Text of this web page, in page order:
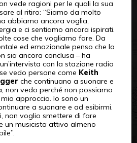
vede ragioni per le quali la sua
al ritiro: “Siamo da molto
abbiamo ancora voglia,
e ci sentiamo ancora ispirati.
cose che vogliamo fare. Da
ed emozionale penso che la
sia ancora conclusa – ha
con la stazione radio
vedo persone come Keith
che continuano a suonare e
non vedo perché non possiamo
approccio. Io sono un
a suonare e ad esibirmi.
non voglio smettere di fare
un musicista attivo almeno